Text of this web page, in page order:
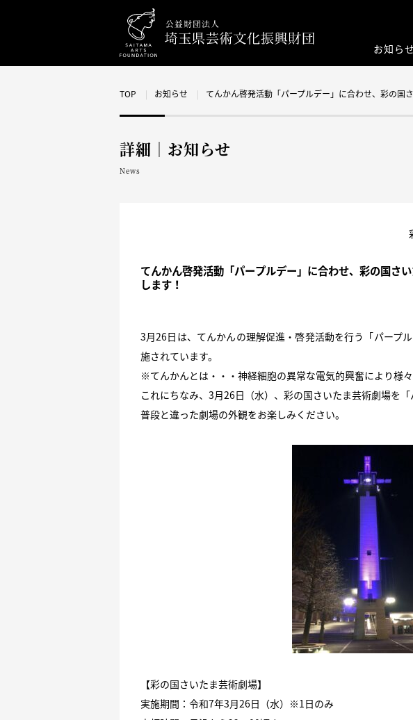
お知らせ
TOP お知らせ てんかん啓発活動「パープルデー」に合わせ、彩の国
詳細｜お知らせ
News
てんかん啓発活動「パープルデー」に合わせ、彩の国さ
します！
3月26日は、てんかんの理解促進・啓発活動を行う「パープ
施されています。
※てんかんとは・・・神経細胞の異常な電気的興奮により様
これにちなみ、3月26日（水）、彩の国さいたま芸術劇場を「
普段と違った劇場の外観をお楽しみください。
【彩の国さいたま芸術劇場】
実施期間：令和7年3月26日（水）※1日のみ